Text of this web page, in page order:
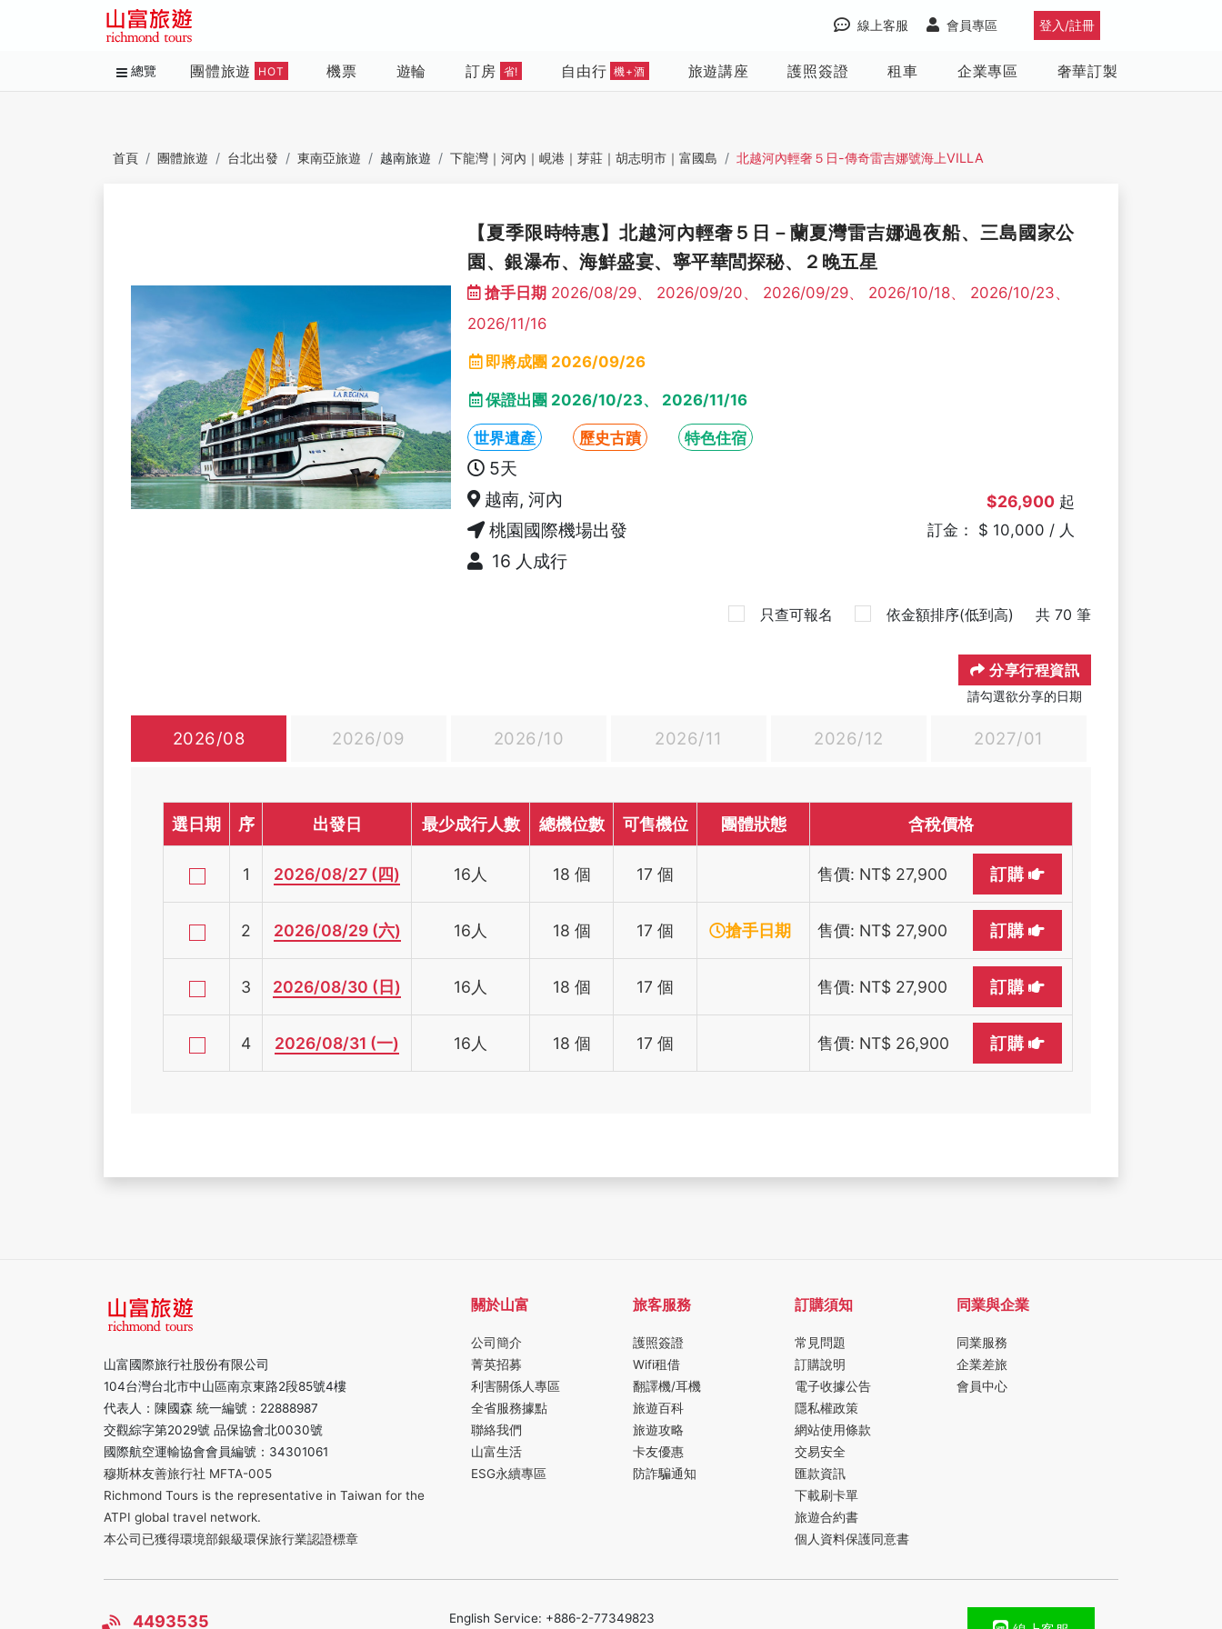
登入/註冊
會員專區
線上客服
總覽 團體旅遊 HOT 機票 遊輪 訂房 省! 自由行 機+酒 旅遊講座 護照簽證 租車 企業專區 奢華訂製
首頁 團體旅遊 台北出發 東南亞旅遊 越南旅遊 下龍灣｜河內｜峴港｜芽莊｜胡志明市｜富國島 北越河內輕奢５日-傳奇雷吉娜號海上VILLA
【夏季限時特惠】北越河內輕奢５日－蘭夏灣雷吉娜過夜船、三島國家公
園、銀瀑布、海鮮盛宴、寧平華閭探秘、２晚五星
搶手日期 2026/08/29、 2026/09/20、 2026/09/29、 2026/10/18、 2026/10/23、
2026/11/16
即將成團 2026/09/26
保證出團 2026/10/23、 2026/11/16
世界遺產 歷史古蹟 特色住宿
5天
越南, 河內
桃園國際機場出發
16 人成行
$26,900 起
訂金： $ 10,000 / 人
只查可報名 依金額排序(低到高) 共 70 筆
分享行程資訊
請勾選欲分享的日期
2026/08 2026/09 2026/10 2026/11 2026/12 2027/01
選日期 序 出發日 最少成行人數 總機位數 可售機位 團體狀態 含稅價格
1 2026/08/27 (四) 16人 18 個 17 個 售價: NT$ 27,900 訂購
2 2026/08/29 (六) 16人 18 個 17 個 搶手日期 售價: NT$ 27,900 訂購
3 2026/08/30 (日) 16人 18 個 17 個 售價: NT$ 27,900 訂購
4 2026/08/31 (一) 16人 18 個 17 個 售價: NT$ 26,900 訂購
山富國際旅行社股份有限公司
104台灣台北市中山區南京東路2段85號4樓
代表人：陳國森 統一編號：22888987
交觀綜字第2029號 品保協會北0030號
國際航空運輸協會會員編號：34301061
穆斯林友善旅行社 MFTA-005
Richmond Tours is the representative in Taiwan for the
ATPI global travel network.
本公司已獲得環境部銀級環保旅行業認證標章
關於山富
公司簡介
菁英招募
利害關係人專區
全省服務據點
聯絡我們
山富生活
ESG永續專區
旅客服務
護照簽證
Wifi租借
翻譯機/耳機
旅遊百科
旅遊攻略
卡友優惠
防詐騙通知
訂購須知
常見問題
訂購說明
電子收據公告
隱私權政策
網站使用條款
交易安全
匯款資訊
下載刷卡單
旅遊合約書
個人資料保護同意書
同業與企業
同業服務
企業差旅
會員中心
4493535 English Service: +886-2-77349823